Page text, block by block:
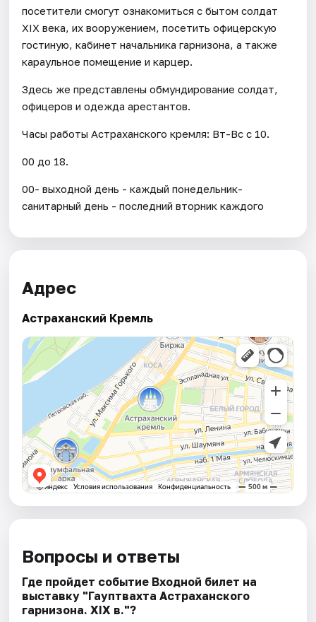
посетители смогут ознакомиться с бытом солдат
XIX века, их вооружением, посетить офицерскую
гостиную, кабинет начальника гарнизона, а также
караульное помещение и карцер.
Здесь же представлены обмундирование солдат,
офицеров и одежда арестантов.
Часы работы Астраханского кремля: Вт-Вс с 10.
00 до 18.
00- выходной день - каждый понедельник-
санитарный день - последний вторник каждого
Адрес
Астраханский Кремль
Вопросы и ответы
Где пройдет событие Входной билет на
выставку "Гауптвахта Астраханского
гарнизона. XIX в."?